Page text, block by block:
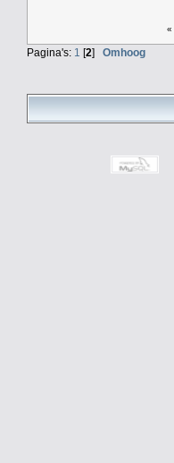
«
Pagina's: 1 [2] Omhoog